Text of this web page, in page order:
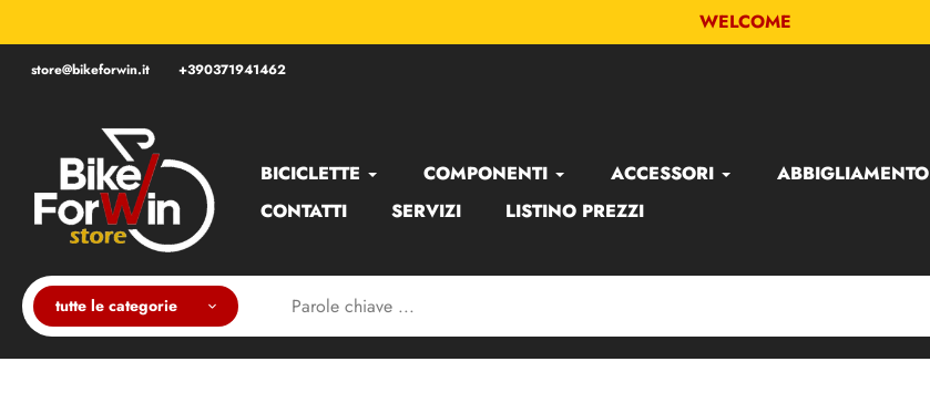
al
contenuto
WELCOME
store@bikeforwin.it +390371941462
BICICLETTE COMPONENTI ACCESSORI ABBIGLIAMENTO
CONTATTI
SERVIZI LISTINO PREZZI
tutte le categorie